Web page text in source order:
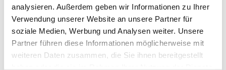
analysieren. Außerdem geben wir Informationen zu Ihrer
Verwendung unserer Website an unsere Partner für
soziale Medien, Werbung und Analysen weiter. Unsere
Partner führen diese Informationen möglicherweise mit
weiteren Daten zusammen, die Sie ihnen bereitgestellt
PRODUKTBESCHREIBUNG
ALLE SPEZIFIKATIONEN